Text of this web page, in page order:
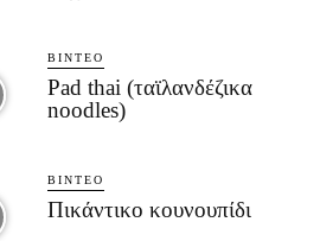
ΒΊΝΤΕΟ
Pad thai (ταϊλανδέζικα
noodles)
ΒΊΝΤΕΟ
Πικάντικο κουνουπίδι